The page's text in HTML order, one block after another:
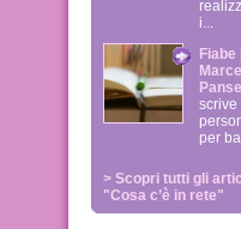
i...
scrive
per
> Scopri tutti gli
"Cosa c’è in rete"